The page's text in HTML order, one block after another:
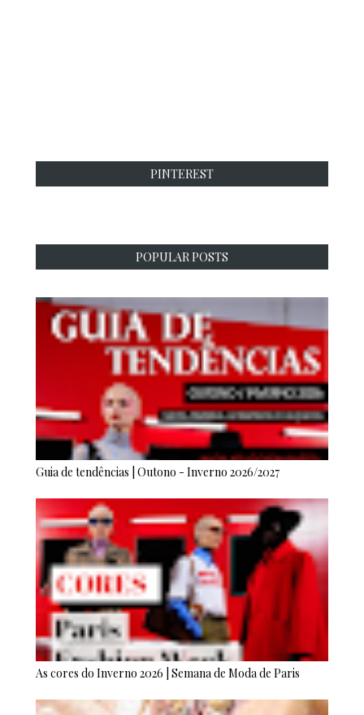
PINTEREST
POPULAR POSTS
Guia de tendências | Outono - Inverno 2026/2027
As cores do Inverno 2026 | Semana de Moda de Paris